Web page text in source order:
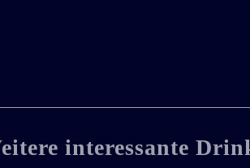
interessante